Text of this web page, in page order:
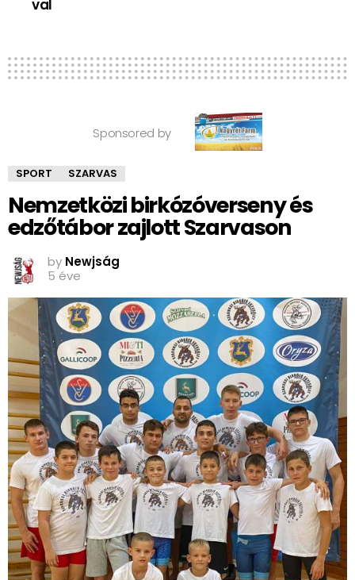
val
Sponsored by
SPORT SZARVAS
Nemzetközi birkózóverseny és
edzőtábor zajlott Szarvason
by Newjság
5 éve